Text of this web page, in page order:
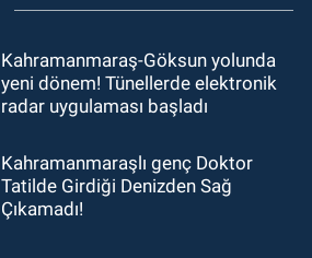
Kahramanmaraş-Göksun yolunda
yeni dönem! Tünellerde elektronik
radar uygulaması başladı
Kahramanmaraşlı genç Doktor
Tatilde Girdiği Denizden Sağ
Çıkamadı!